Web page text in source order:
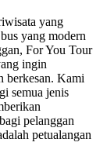
yang
yang modern
For You Tour
ingin
berkesan. Kami
semua jenis
pelanggan
petualangan